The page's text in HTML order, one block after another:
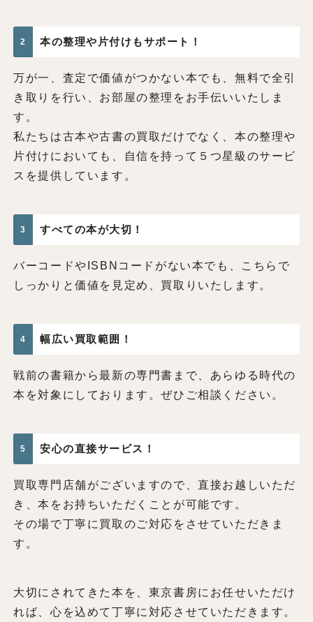
2 本の整理や片付けもサポート！
万が一、査定で価値がつかない本でも、無料で全引
き取りを行い、お部屋の整理をお手伝いいたしま
す。
私たちは古本や古書の買取だけでなく、本の整理や
片付けにおいても、自信を持って５つ星級のサービ
スを提供しています。
3 すべての本が大切！
バーコードやISBNコードがない本でも、こちらで
しっかりと価値を見定め、買取りいたします。
4 幅広い買取範囲！
戦前の書籍から最新の専門書まで、あらゆる時代の
本を対象にしております。ぜひご相談ください。
5 安心の直接サービス！
買取専門店舗がございますので、直接お越しいただ
き、本をお持ちいただくことが可能です。
その場で丁寧に買取のご対応をさせていただきま
す。
大切にされてきた本を、東京書房にお任せいただけ
れば、心を込めて丁寧に対応させていただきます。